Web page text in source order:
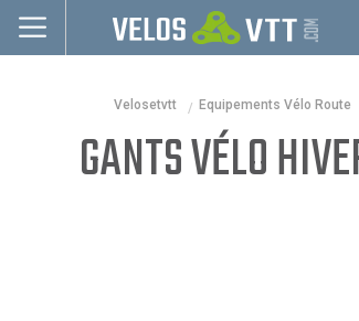
Velosetvtt Equipements Vélo Route
GANTS VÉLO